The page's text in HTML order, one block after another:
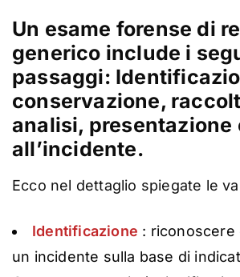
Un esame forense di
generico include i
passaggi:
conservazione,
analisi, presentazione
all’incidente.
Ecco nel dettaglio spiegate le
Identificazione : riconoscere
un incidente sulla base di